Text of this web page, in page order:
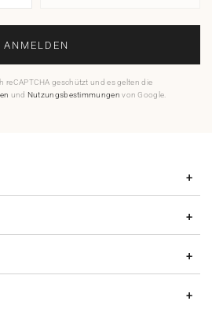
ANMELDEN
reCAPTCHA geschützt und es gelten die
und Nutzungsbestimmungen von Google.